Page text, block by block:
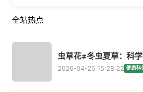
全站热点
虫草花≠冬虫夏草：科
2026-04-25 15:28:22 健康科